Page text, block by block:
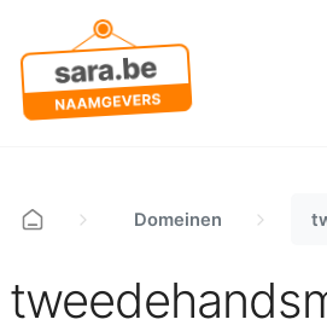
Domeinen